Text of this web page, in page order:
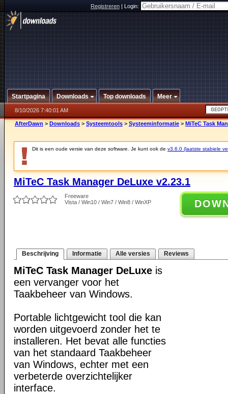
Registreren|Login:
Startpagina Downloads Top downloads Meer
8/10/2026 7:40:01 AM
AfterDawn > Downloads > Systeemtools > Systeeminformatie > MiTeC Task
Dit is een oude versie van deze software. Je kunt ook de v3.6.0 (laatste stabiele
MiTeC Task Manager DeLuxe v2.23.1
Freeware
Vista / Win10 / Win7 / Win8 / WinXP
Beschrijving Informatie Alle versies Reviews
MiTeC Task Manager DeLuxe is
een vervanger voor het
Taakbeheer van Windows.
Portable lichtgewicht tool die kan
worden uitgevoerd zonder het te
installeren. Het bevat alle functies
van het standaard Taakbeheer
van Windows, echter met een
verbeterde overzichtelijker
interface.